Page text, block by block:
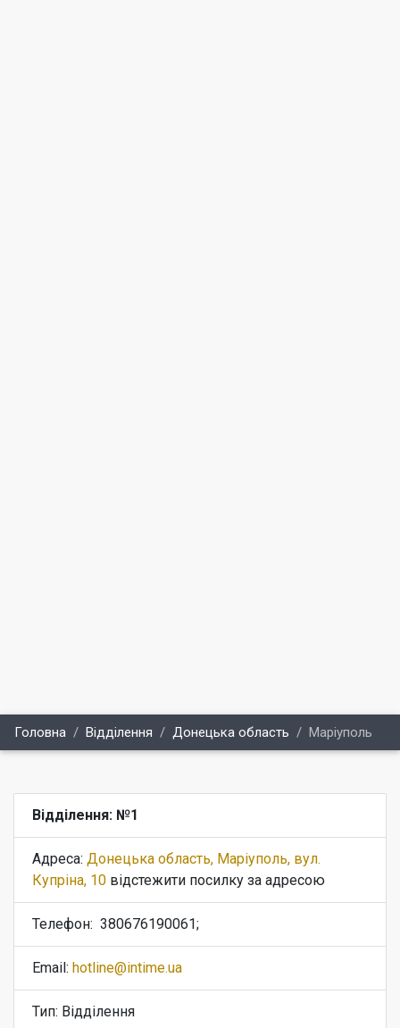
Головна Відділення Донецька область Маріуполь
Відділення: №1
Адреса: Донецька область, Маріуполь, вул.
Купріна, 10 відстежити посилку за адресою
Телефон: 380676190061;
Email: hotline@intime.ua
Тип: Відділення